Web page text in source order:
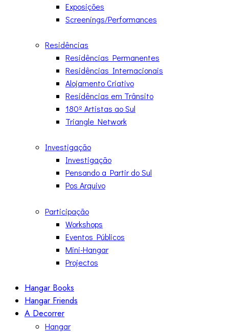
Exposições
Screenings/Performances
Residências
Residências Permanentes
Residências Internacionais
Alojamento Criativo
Residências em Trânsito
180º Artistas ao Sul
Triangle Network
Investigação
Investigação
Pensando a Partir do Sul
Pos Arquivo
Participação
Workshops
Eventos Públicos
Mini-Hangar
Projectos
Hangar Books
Hangar Friends
A Decorrer
Hangar